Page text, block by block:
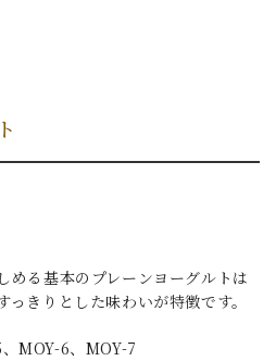
める基本のプレーンヨーグルトは
きりとした味わいが特徴です。
MOY-6、MOY-7